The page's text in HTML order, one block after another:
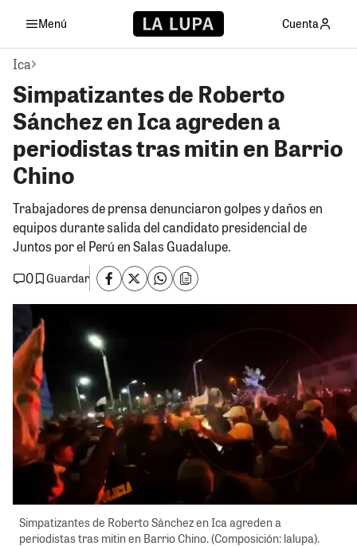
Menú Cuenta
Ica
Simpatizantes de Roberto
Sánchez en Ica agreden a
periodistas tras mitin en Barrio
Chino
Trabajadores de prensa denunciaron golpes y daños en
equipos durante salida del candidato presidencial de
Juntos por el Perú en Salas Guadalupe.
0
Guardar
Simpatizantes de Roberto Sánchez en Ica agreden a
periodistas tras mitin en Barrio Chino. (Composición: lalupa).